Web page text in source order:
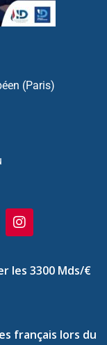
(Paris)
les 3300 Mds/€
français lors du